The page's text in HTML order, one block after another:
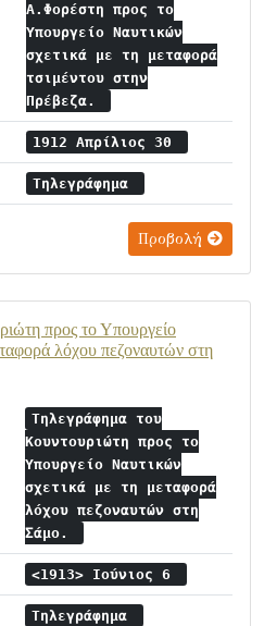
Α.Φορέστη προς το
Υπουργείο Ναυτικών
σχετικά με τη μεταφορά
τσιμέντου στην
Πρέβεζα.
1912 Απρίλιος 30
Τηλεγράφημα
Προβολή
προς το Υπουργείο
λόχου πεζοναυτών στη
Τηλεγράφημα του
Κουντουριώτη προς το
Υπουργείο Ναυτικών
σχετικά με τη μεταφορά
λόχου πεζοναυτών στη
Σάμο.
<1913> Ιούνιος 6
Τηλεγράφημα